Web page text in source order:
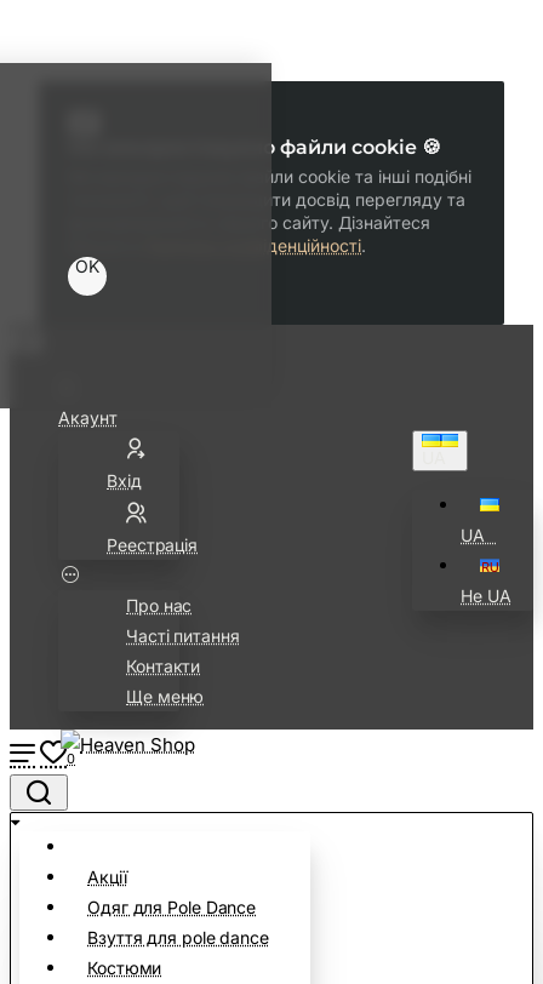
Ми використовуємо файли cookie 🍪
Ми використовуємо файли cookie та інші подібні
технології, щоб покращити досвід перегляду та
функціональність нашого сайту. Дізнайтеся
Політика конфіденційності.
OK
Акаунт
Вхід
Реестрація
Про нас
Часті питання
Контакти
Ще меню
UA⠀
Не UA
0
Акції
Одяг для Pole Dance
Взуття для pole dance
Костюми